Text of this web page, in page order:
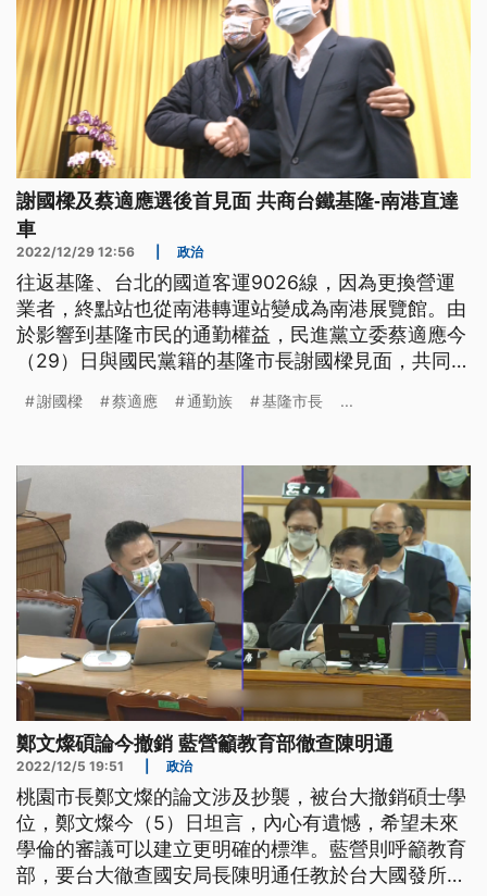
謝國樑及蔡適應選後首見面 共商台鐵基隆-南港直達
車
2022/12/29 12:56 政治
往返基隆、台北的國道客運9026線，因為更換營運
業者，終點站也從南港轉運站變成為南港展覽館。由
於影響到基隆市民的通勤權益，民進黨立委蔡適應今
（29）日與國民黨籍的基隆市長謝國樑見面，共同討
面。
謝國樑 蔡適應 通勤族 基隆市長 ...
鄭文燦碩論今撤銷 藍營籲教育部徹查陳明通
2022/12/5 19:51 政治
桃園市長鄭文燦的論文涉及抄襲，被台大撤銷碩士學
位，鄭文燦今（5）日坦言，內心有遺憾，希望未來
學倫的審議可以建立更明確的標準。藍營則呼籲教育
部，要台大徹查國安局長陳明通任教於台大國發所的